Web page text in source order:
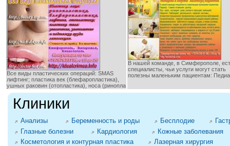
Все виды пластических операций: SMAS
лифтинг; пластика век (блефаропластика),
ушных раковин (отопластика), носа (ринопла
В нашей команде, в Симферополе,
специалисты, чьи услуги могут стать
полезны маленьким пациентам:
Клиники
Анализы Беременность и роды Бесплодие
Глазные болезни
Кардиология
Кожные заболевания
Косметология и контурная пластика
Лазерная хирургия